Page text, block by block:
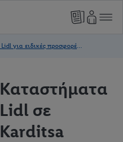
Καταστήματα
Lidl σε
Karditsa